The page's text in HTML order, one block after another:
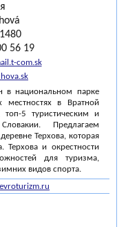
56 19
com.sk
в национальном парке
в Вратной
5 туристическим и
Предлагаем
Терхова, которая
Терхова и окрестности
для туризма,
видов спорта.